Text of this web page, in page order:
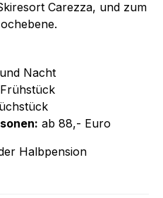
Carezza, und zum
Nacht
ab 88,- Euro
Halbpension